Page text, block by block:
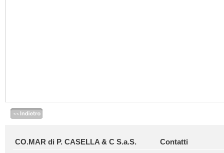
CO.MAR di P. CASELLA & C S.a.S. Contatti